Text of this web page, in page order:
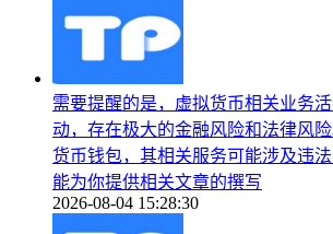
需要提醒的是，虚拟货币相关业务
动，存在极大的金融风险和法律风
货币钱包，其相关服务可能涉及违
能为你提供相关文章的撰写
2026-08-04 15:28:30